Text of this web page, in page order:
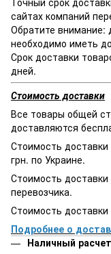
сайтах компаний
Обратите внимание:
необходимо иметь
Срок доставки
дней.
Стоимость доставки
Все товары общей
доставляются
Стоимость доставки
грн. по Украине.
Стоимость
перевозчика.
Стоимость
Подробнее о
Наличный